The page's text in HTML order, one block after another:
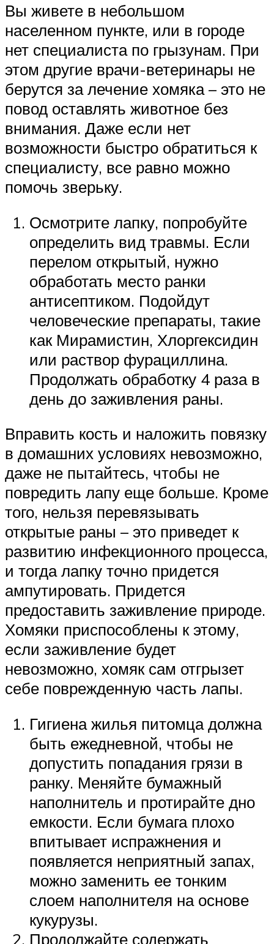
Вы живете в небольшом
населенном пункте, или в городе
нет специалиста по грызунам. При
этом другие врачи-ветеринары не
берутся за лечение хомяка – это не
повод оставлять животное без
внимания. Даже если нет
возможности быстро обратиться к
специалисту, все равно можно
помочь зверьку.
Осмотрите лапку, попробуйте
определить вид травмы. Если
перелом открытый, нужно
обработать место ранки
антисептиком. Подойдут
человеческие препараты, такие
как Мирамистин, Хлоргексидин
или раствор фурациллина.
Продолжать обработку 4 раза в
день до заживления раны.
Вправить кость и наложить повязку
в домашних условиях невозможно,
даже не пытайтесь, чтобы не
повредить лапу еще больше. Кроме
того, нельзя перевязывать
открытые раны – это приведет к
развитию инфекционного процесса,
и тогда лапку точно придется
ампутировать. Придется
предоставить заживление природе.
Хомяки приспособлены к этому,
если заживление будет
невозможно, хомяк сам отгрызет
себе поврежденную часть лапы.
Гигиена жилья питомца должна
быть ежедневной, чтобы не
допустить попадания грязи в
ранку. Меняйте бумажный
наполнитель и протирайте дно
емкости. Если бумага плохо
впитывает испражнения и
появляется неприятный запах,
можно заменить ее тонким
слоем наполнителя на основе
кукурузы.
Продолжайте содержать